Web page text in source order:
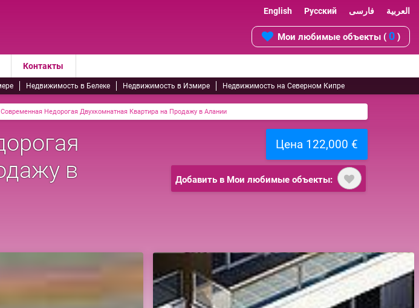
English Русский فارسی العربية
Мои любимые объекты ( 0 )
Контакты
Недвижимость в Белеке Недвижимость в Измире Недвижимость на Северном Кипре
Недорогая Двухкомнатная Квартира на Продажу в Алании
в
Цена 122,000 €
Добавить в Мои любимые объекты: